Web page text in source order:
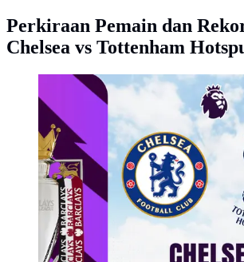
Perkiraan Pemain dan
Chelsea vs Tottenham
Liga Inggris - Chelsea Vs Tottenham
(Bola.com/Adreanus Titus)